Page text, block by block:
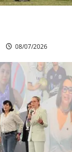
08/07/2026